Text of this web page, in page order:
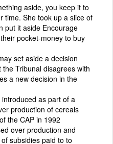
aside, you keep it to
time. She took up a slice of
put it aside Encourage
pocket-money to buy
set aside a decision
Tribunal disagrees with
a new decision in the
as part of a
production of cereals
the CAP in 1992
over production and
subsidies paid to to